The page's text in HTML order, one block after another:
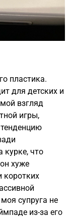
пластика.
для детских и
взгляд
игры,
курке, что
хуже
коротких
супруга не
из-за его